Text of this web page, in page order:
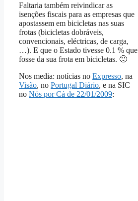
Faltaria também reivindicar as
isenções fiscais para as empresas que
apostassem em bicicletas nas suas
frotas (bicicletas dobráveis,
convencionais, eléctricas, de carga,
…). E que o Estado tivesse 0.1 % que
fosse da sua frota em bicicletas. 🙂
Nos media: notícias no Expresso, na
Visão, no Portugal Diário, e na SIC
no Nós por Cá de 22/01/2009: